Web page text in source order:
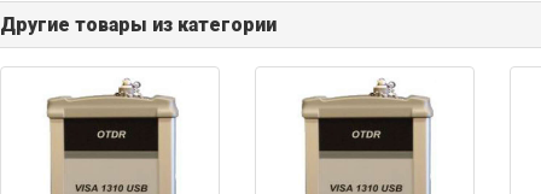
Другие товары из категории